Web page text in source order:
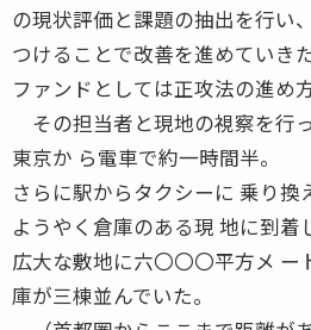
の現状評価と課題の抽出を行い
つけることで改善を進めていき
ファンドとしては正攻法の進め
その担当者と現地の視察を行っ
東京か ら電車で約一時間半。
さらに駅からタクシーに 乗り換
ようやく倉庫のある現 地に到着
広大な敷地に六〇〇〇平方メ ー
庫が三棟並んでいた。